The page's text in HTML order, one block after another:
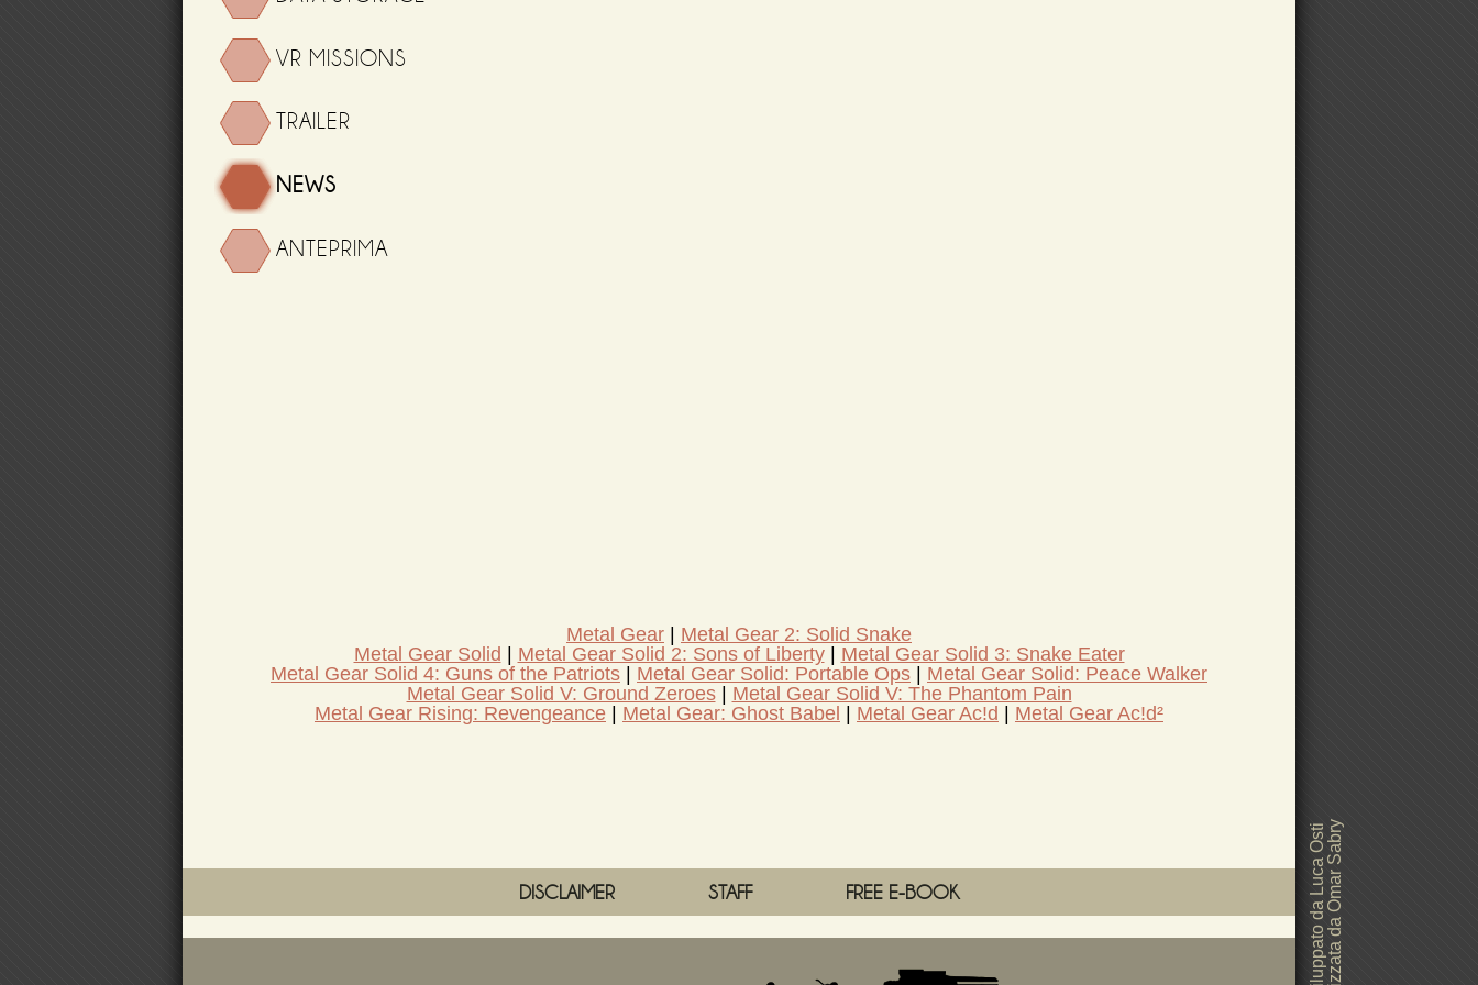
VR MISSIONS
TRAILER
NEWS
ANTEPRIMA
Metal Gear
Metal Gear 2: Solid Snake
Metal Gear Solid
Metal Gear Solid 2: Sons of Liberty
Metal Gear Solid 3: Snake Eater
Metal Gear Solid 4: Guns of the Patriots
Metal Gear Solid: Portable Ops
Metal Gear Solid: Peace Walker
Metal Gear Solid V: Ground Zeroes
Metal Gear Solid V: The Phantom Pain
Metal Gear Rising: Revengeance
Metal Gear: Ghost Babel Metal Gear Ac!d Metal Gear Ac!d²
DISCLAIMER STAFF FREE E-BOOK